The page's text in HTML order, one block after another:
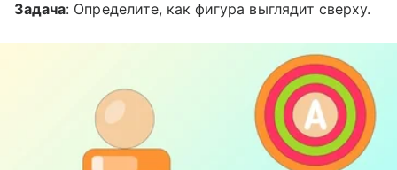
Задача: Определите, как фигура выглядит сверху.